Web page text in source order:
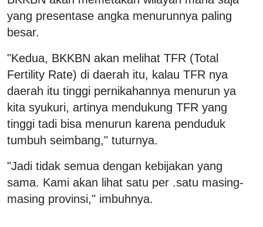
yang presentase angka menurunnya paling
besar.
"Kedua, BKKBN akan melihat TFR (Total
Fertility Rate) di daerah itu, kalau TFR nya
daerah itu tinggi pernikahannya menurun ya
kita syukuri, artinya mendukung TFR yang
tinggi tadi bisa menurun karena penduduk
tumbuh seimbang," tuturnya.
"Jadi tidak semua dengan kebijakan yang
sama. Kami akan lihat satu per .satu masing-
masing provinsi," imbuhnya.